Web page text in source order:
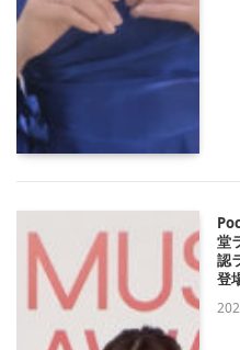
堂
認
登